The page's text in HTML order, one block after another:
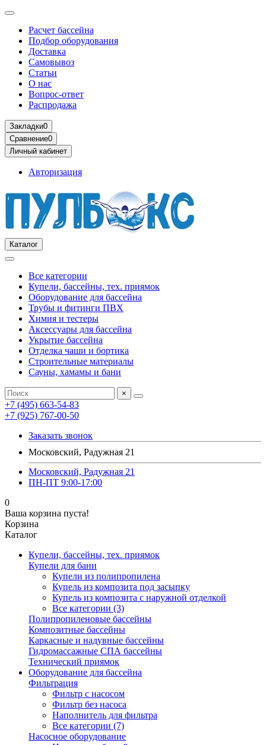
Расчет бассейна
Подбор оборудования
Доставка
Самовывоз
Статьи
О нас
Вопрос-ответ
Распродажа
Закладки0
Сравнение0
Личный кабинет
Авторизация
Каталог
Все категории
Купели, бассейны, тех. приямок
Оборудование для бассейна
Трубы и фитинги ПВХ
Химия и тестеры
Аксессуары для бассейна
Укрытие бассейна
Отделка чаши и бортика
Строительные материалы
Сауны, хамамы и бани
×
+7 (495) 663-54-83
+7 (925) 767-00-50
Заказать звонок
Московский, Радужная 21
Московский, Радужная 21
ПН-ПТ 9:00-17:00
0
Ваша корзина пуста!
Корзина
Каталог
Купели, бассейны, тех. приямок
Купели для бани
Купели из полипропилена
Купель из композита под засыпку
Купель из композита с наружной отделкой
Все категории (3)
Полипропиленовые бассейны
Композитные бассейны
Каркасные и надувные бассейны
Гидромассажные СПА бассейны
Технический приямок
Оборудование для бассейна
Фильтрация
Фильтр с насосом
Фильтр без насоса
Наполнитель для фильтра
Все категории (7)
Насосное оборудование